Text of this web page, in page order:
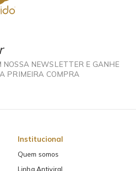
NOSSA NEWSLETTER E GANHE
PRIMEIRA COMPRA
Institucional
Quem somos
Linha Antiviral